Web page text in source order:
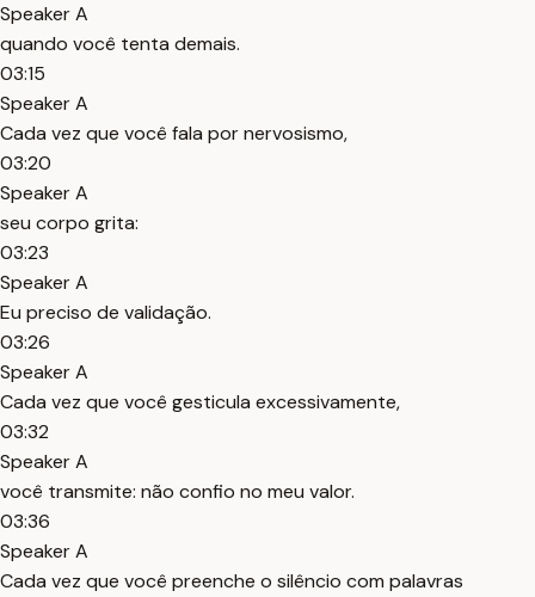
Speaker A
quando você tenta demais.
03:15
Speaker A
Cada vez que você fala por nervosismo,
03:20
Speaker A
seu corpo grita:
03:23
Speaker A
Eu preciso de validação.
03:26
Speaker A
Cada vez que você gesticula excessivamente,
03:32
Speaker A
você transmite: não confio no meu valor.
03:36
Speaker A
Cada vez que você preenche o silêncio com palavras